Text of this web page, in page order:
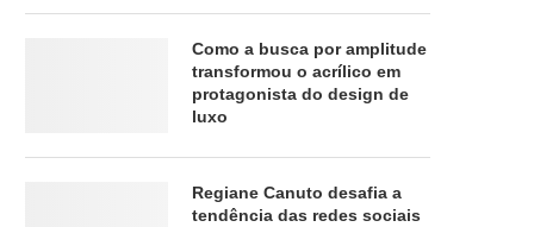
Como a busca por amplitude
transformou o acrílico em
protagonista do design de
luxo
Regiane Canuto desafia a
tendência das redes sociais